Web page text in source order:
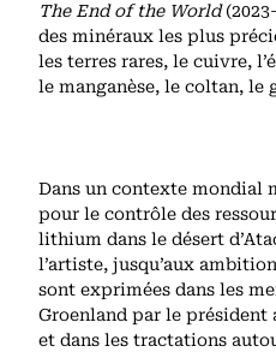
The End of the World
des minéraux les plus
les terres rares, le cuivre,
le manganèse, le coltan, le
Dans un contexte mondial
pour le contrôle des
lithium dans le désert
l’artiste, jusqu’aux
sont exprimées dans les
Groenland par le
et dans les tractations